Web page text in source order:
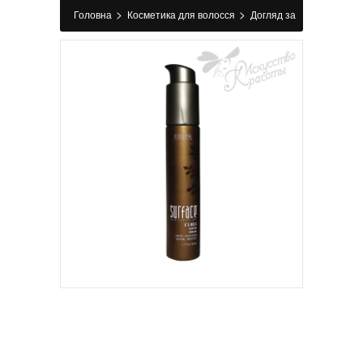
Головна > Косметика для волосся > Догляд за
волоссям>Сироватка для волосся>
Сироватка для кучерявого волосся CURLS
SERUM Surface 50 мл